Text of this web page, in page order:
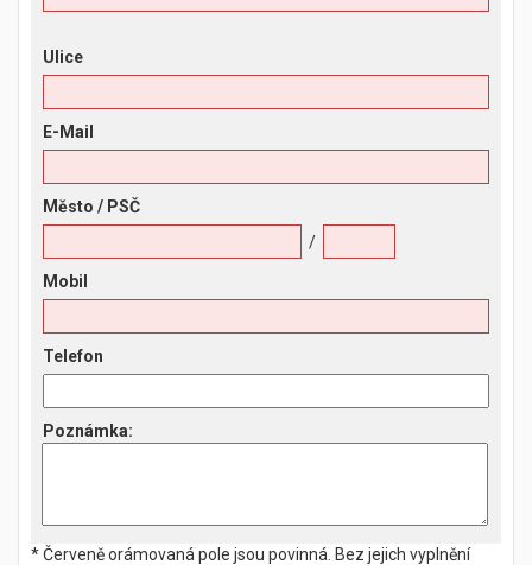
Ulice
E-Mail
Město / PSČ
/
Mobil
Telefon
Poznámka:
* Červeně orámovaná pole jsou povinná. Bez jejich vyplnění